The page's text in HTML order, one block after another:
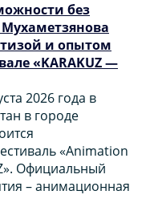
без
и опытом
«KARAKUZ —
2026 года в
в городе
«Animation
Официальный
– анимационная